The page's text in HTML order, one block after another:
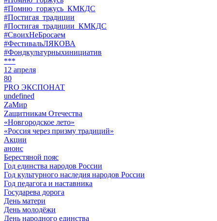
#Помню_горжусь_КМКДС
#Постигая_традиции
#Постигая_традиции_КМКДС
#СвоихНеБросаем
#ФестивальЛЯКОВА
#Фондкультурныхинициатив
***
12 апреля
80
PRO ЭКСПОНАТ
undefined
ZaМир
Zащитникам Отечества
«Новгородское лето»
«Россия через призму традиций»
Акции
анонс
Берестяной пояс
Год единства народов России
Год культурного наследия народов России
Год педагога и наставника
Государева дорога
День матери
День молодёжи
День народного единства